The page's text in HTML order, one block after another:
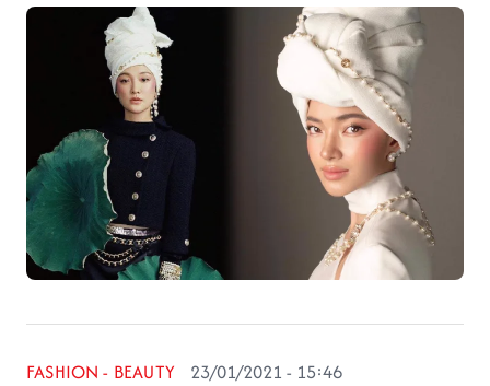
FASHION - BEAUTY 23/01/2021 - 15:46